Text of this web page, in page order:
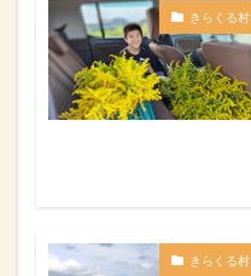
きらくる村
きらくる村